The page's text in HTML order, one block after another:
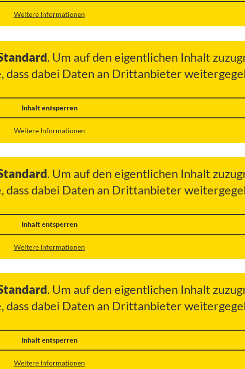
Weitere Informationen
. Um auf den eigentlichen Inhalt
dass dabei Daten an Drittanbieter
Inhalt entsperren
Weitere Informationen
. Um auf den eigentlichen Inhalt
dass dabei Daten an Drittanbieter
Inhalt entsperren
Weitere Informationen
. Um auf den eigentlichen Inhalt
dass dabei Daten an Drittanbieter
Inhalt entsperren
Weitere Informationen